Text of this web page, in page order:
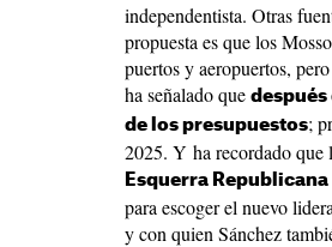
independentista. Otras
propuesta es que los
puertos y aeropuertos,
ha señalado que después
de los presupuestos;
2025. Y ha recordado que
Esquerra Republicana
para escoger el nuevo
y con quien Sánchez